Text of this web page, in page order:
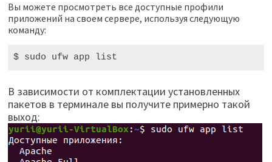
Вы можете просмотреть все доступные профили
приложений на своем сервере, используя следующую
команду:
$ sudo ufw app list
В зависимости от комплектации установленных
пакетов в терминале вы получите примерно такой
выход: